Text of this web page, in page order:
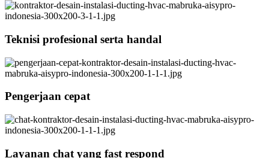
Teknisi profesional serta handal
Pengerjaan cepat
Layanan chat yang fast respond